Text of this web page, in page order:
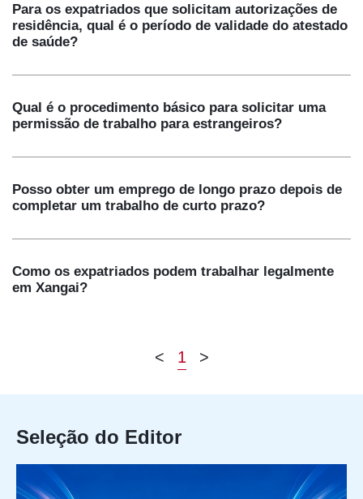
Para os expatriados que solicitam autorizações de
residência, qual é o período de validade do atestado
de saúde?
Qual é o procedimento básico para solicitar uma
permissão de trabalho para estrangeiros?
Posso obter um emprego de longo prazo depois de
completar um trabalho de curto prazo?
Como os expatriados podem trabalhar legalmente
em Xangai?
< 1 >
Seleção do Editor